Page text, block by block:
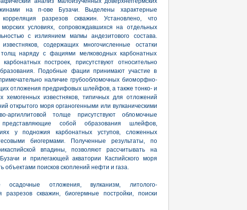
на п-ове Бузачи. Выделены характерные
разрезов скважин. Установлено, что
условиях, сопровождавшихся на отдельных
с излиянием магмы андезитового состава.
содержащих многочисленные остатки
наряду с фациями мелководных карбонатных
построек, присутствуют относительно
Подобные фации принимают участие в
наличие грубообломочных биоморфно-
отложения предрифовых шлейфов, а также тонко- и
хемогенных известняков, типичных для отложений
открытого моря органогенными или вулканическими
аргиллитовой толще присутствуют обломочные
представляющие собой образования шлейфов,
у подножия карбонатных уступов, сложенных
биогермами. Полученные результаты, по
впадины, позволяют рассчитывать на
и прилегающей акватории Каспийского моря
объектами поисков скоплений нефти и газа.
осадочные отложения, вулканизм, литолого-
разрезов скважин, биогермные постройки, поиски